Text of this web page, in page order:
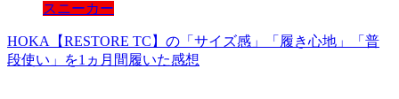
スニーカー
HOKA【RESTORE TC】の「サイズ感」「履き心地」「普
段使い」を1ヵ月間履いた感想